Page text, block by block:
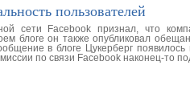
пользователей
сети Facebook признал, что
блоге он также опубликовал
в блоге Цукерберг
по связи Facebook наконец-то